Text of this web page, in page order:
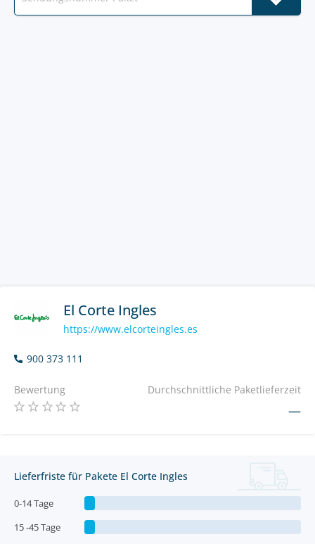
El Corte Ingles
https://www.elcorteingles.es
900 373 111
Bewertung Durchschnittliche Paketlieferzeit
—
Lieferfriste für Pakete El Corte Ingles
0-14 Tage
15 -45 Tage